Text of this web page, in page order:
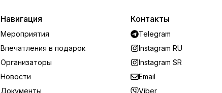
Навигация
Мероприятия
Впечатления в подарок
Организаторы
Новости
Документы
Контакты
Telegram
Instagram RU
Instagram SR
Email
Viber